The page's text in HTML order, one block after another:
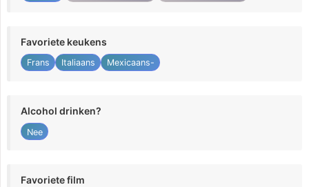
Favoriete keukens
Frans Italiaans Mexicaans-
Alcohol drinken?
Nee
Favoriete film